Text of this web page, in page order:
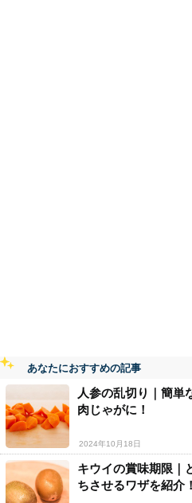
あなたにおすすめの記事
人参の乱切り｜簡単
肉じゃがに！
2024年10月18日
キウイの賞味期限｜
ちさせるワザを紹介！